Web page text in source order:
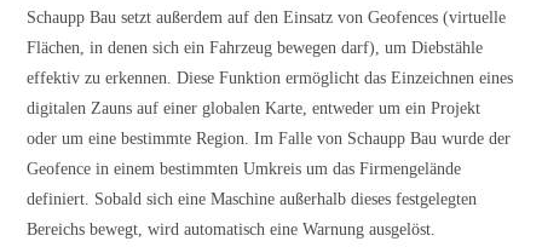
Schaupp Bau setzt außerdem auf den Einsatz von Geofences (virtuelle
Flächen, in denen sich ein Fahrzeug bewegen darf), um Diebstähle
effektiv zu erkennen. Diese Funktion ermöglicht das Einzeichnen eines
digitalen Zauns auf einer globalen Karte, entweder um ein Projekt
oder um eine bestimmte Region. Im Falle von Schaupp Bau wurde der
Geofence in einem bestimmten Umkreis um das Firmengelände
definiert. Sobald sich eine Maschine außerhalb dieses festgelegten
Bereichs bewegt, wird automatisch eine Warnung ausgelöst.